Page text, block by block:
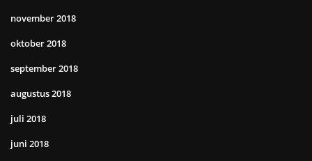
november 2018
oktober 2018
september 2018
augustus 2018
juli 2018
juni 2018